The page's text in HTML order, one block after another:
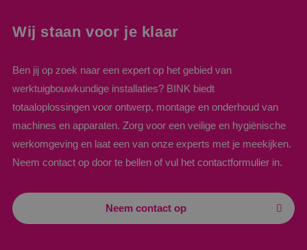
Wij staan voor je klaar
Ben jij op zoek naar een expert op het gebied van
werktuigbouwkundige installaties? BINK biedt
totaaloplossingen voor ontwerp, montage en onderhoud van
machines en apparaten. Zorg voor een veilige en hygiënische
werkomgeving en laat een van onze experts met je meekijken.
Neem contact op door te bellen of vul het contactformulier in.
Neem contact op